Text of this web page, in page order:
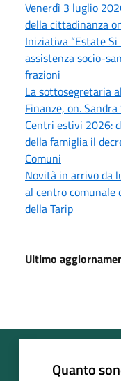
Venerdì 3 luglio
della cittadinanza
Iniziativa “Estate
assistenza socio-
frazioni
La sottosegretaria
Finanze, on.
Centri estivi 2026:
della famiglia il
Comuni
Novità in arrivo da
al centro comunale
della Tarip
Ultimo
Quanto